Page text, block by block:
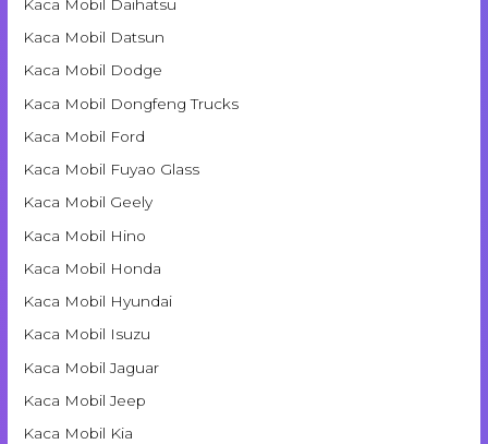
Kaca Mobil Daihatsu
Kaca Mobil Datsun
Kaca Mobil Dodge
Kaca Mobil Dongfeng Trucks
Kaca Mobil Ford
Kaca Mobil Fuyao Glass
Kaca Mobil Geely
Kaca Mobil Hino
Kaca Mobil Honda
Kaca Mobil Hyundai
Kaca Mobil Isuzu
Kaca Mobil Jaguar
Kaca Mobil Jeep
Kaca Mobil Kia